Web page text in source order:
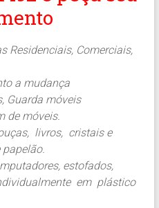
Residenciais, Comerciais,
a mudança
Guarda móveis
de móveis.
livros, cristais e
estofados,
em plástico